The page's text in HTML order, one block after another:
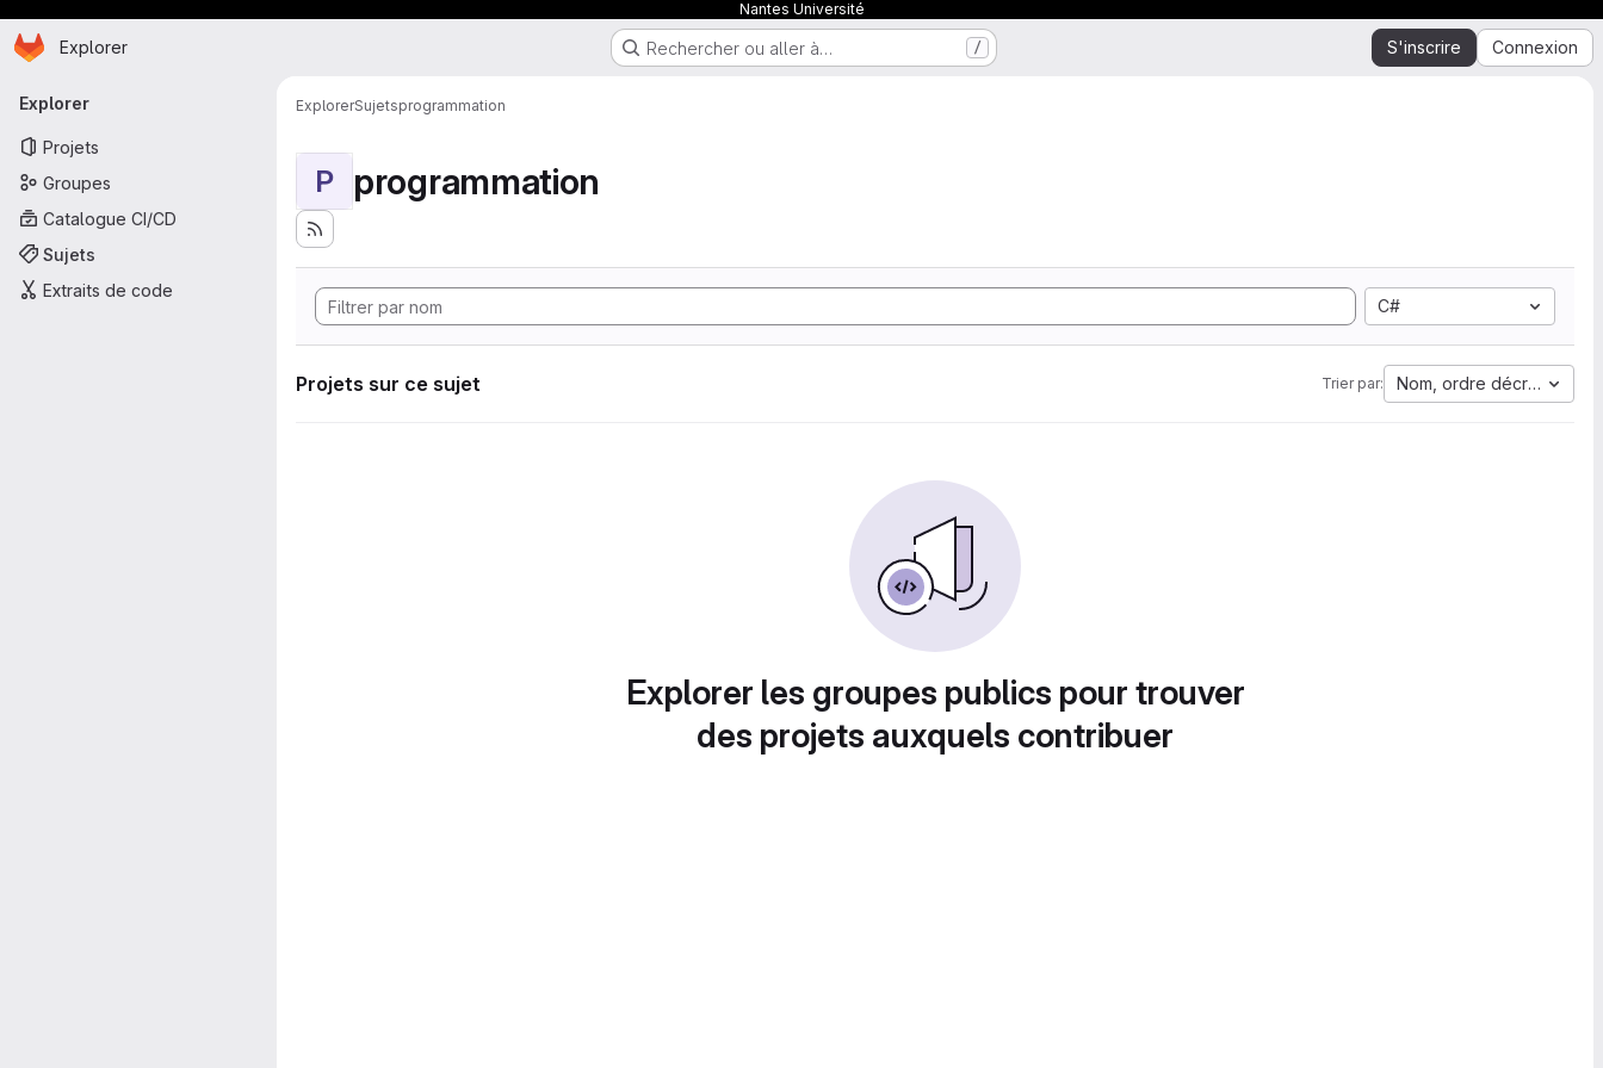
Nantes Université
Passer au contenu principal
Page d'accueil
Explorer Rechercher ou aller à… / S'inscrire Connexion
Navigation principale
Explorer
Projets
Groupes
Catalogue CI/CD
Sujets
Extraits de code
ExplorerSujetsprogrammation
P programmation
C#
Projets sur ce sujet Trier par: Nom, ordre décroissant
Explorer les groupes publics pour trouver
des projets auxquels contribuer